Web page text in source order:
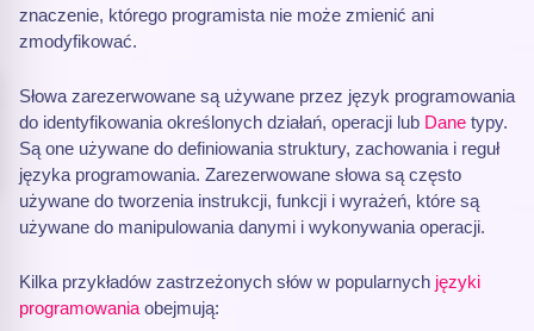
znaczenie, którego programista nie może zmienić ani
zmodyfikować.
Słowa zarezerwowane są używane przez język programowania
do identyfikowania określonych działań, operacji lub Dane typy.
Są one używane do definiowania struktury, zachowania i reguł
języka programowania. Zarezerwowane słowa są często
używane do tworzenia instrukcji, funkcji i wyrażeń, które są
używane do manipulowania danymi i wykonywania operacji.
Kilka przykładów zastrzeżonych słów w popularnych języki
programowania obejmują: